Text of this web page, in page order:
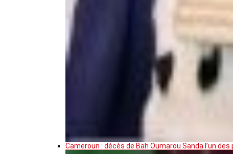
Cameroun : décès de Bah Oumarou Sanda l’un